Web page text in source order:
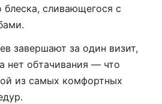
блеска, сливающегося с
завершают за один визит,
нет обтачивания — что
из самых комфортных